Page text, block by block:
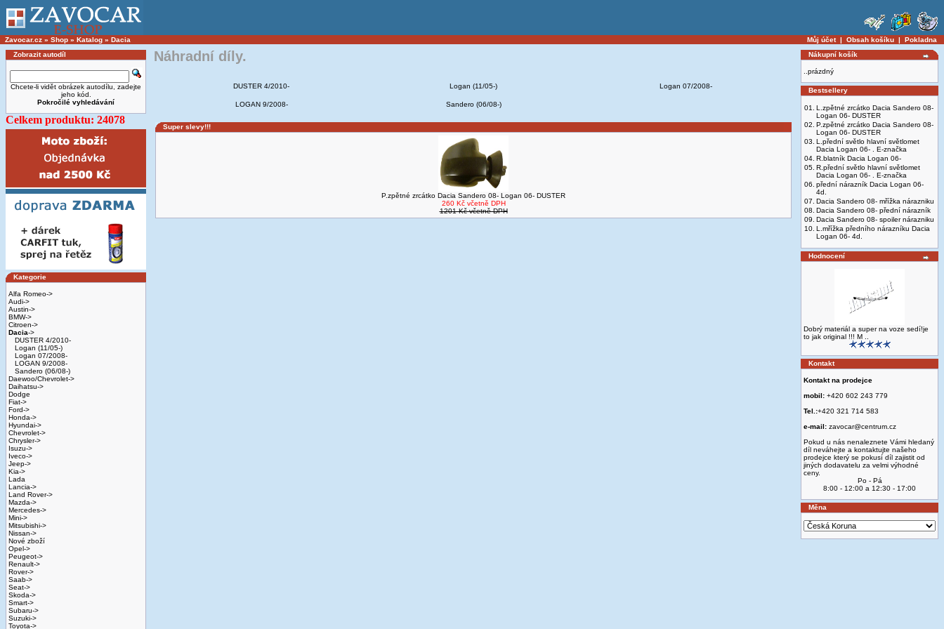
Zavocar.cz » Shop » Katalog » Dacia Můj účet| Obsah košíku | Pokladna
Zobrazit autodíl
Chcete-li vidět obrázek autodílu, zadejte
jeho kód.
Pokročilé vyhledávání
Celkem produktu: 24078
Kategorie
Alfa Romeo->
Audi->
Austin->
BMW->
Citroen->
Dacia->
DUSTER 4/2010-
Logan (11/05-)
Logan 07/2008-
LOGAN 9/2008-
Sandero (06/08-)
Daewoo/Chevrolet->
Daihatsu->
Dodge
Fiat->
Ford->
Honda->
Hyundai->
Chevrolet->
Chrysler->
Isuzu->
Iveco->
Jeep->
Kia->
Lada
Lancia->
Land Rover->
Mazda->
Mercedes->
Mini->
Mitsubishi->
Nissan->
Nové zboží
Opel->
Peugeot->
Renault->
Rover->
Saab->
Seat->
Skoda->
Smart->
Subaru->
Suzuki->
Toyota->
Náhradní díly.
DUSTER 4/2010- Logan (11/05-) Logan 07/2008-
LOGAN 9/2008- Sandero (06/08-)
Super slevy!!!
P.zpětné zrcátko Dacia Sandero 08- Logan 06- DUSTER
260 Kč včetně DPH
1201 Kč včetně DPH
Nákupní košík
..prázdný
Bestsellery
01.
L.zpětné zrcátko Dacia Sandero 08-
Logan 06- DUSTER
02. P.zpětné zrcátko Dacia Sandero 08-
Logan 06- DUSTER
03. L.přední světlo hlavní světlomet
Dacia Logan 06- . E-značka
04. R.blatník Dacia Logan 06-
05. R.přední světlo hlavní světlomet
Dacia Logan 06- . E-značka
06. přední nárazník Dacia Logan 06-
4d.
07. Dacia Sandero 08- mřížka nárazniku
08. Dacia Sandero 08- přední nárazník
09. Dacia Sandero 08- spoiler nárazniku
10. L.mřížka předního nárazníku Dacia
Logan 06- 4d.
Hodnocení
Dobrý materiál a super na voze sedí!je
to jak original !!! M ..
Kontakt
Kontakt na prodejce
mobil: +420 602 243 779
Tel.:+420 321 714 583
e-mail: zavocar@centrum.cz
Pokud u nás nenaleznete Vámi hledaný
díl neváhejte a kontaktujte našeho
prodejce který se pokusí díl zajistit od
jiných dodavatelu za velmi výhodné
ceny.
Po - Pá
8:00 - 12:00 a 12:30 - 17:00
Měna